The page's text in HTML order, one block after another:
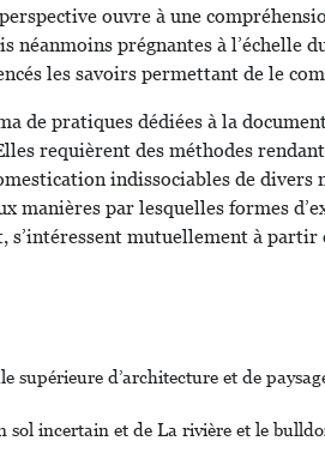
ouvre à une
néanmoins prégnantes à l’échelle
les savoirs permettant de le
de pratiques dédiées à la
requièrent des méthodes
indissociables de divers
manières par lesquelles formes
s’intéressent mutuellement à
supérieure d’architecture et de
sol incertain et de La rivière et le